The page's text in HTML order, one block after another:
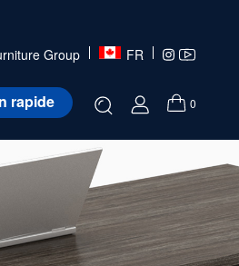
Group FR
rapide 0